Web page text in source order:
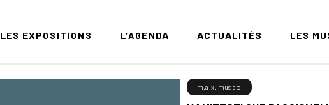
LES EXPOSITIONS L’AGENDA ACTUALITÉS LES
m.a.x. museo